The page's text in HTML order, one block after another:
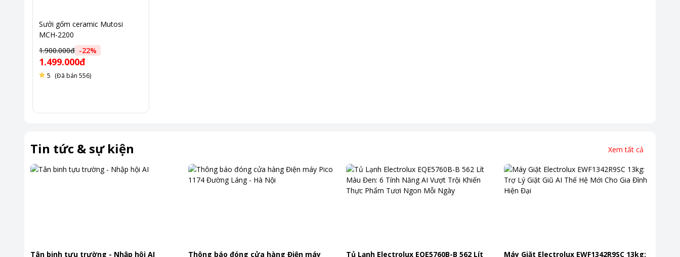
Sưởi gốm ceramic Mutosi
MCH-2200
1.900.000đ -22%
1.499.000đ
5 (Đã bán 556)
Tin tức & sự kiện Xem tất cả
Tân binh tựu trường - Nhập hội AI
Thông báo đóng cửa hàng Điện máy
Tủ Lạnh Electrolux EQE5760B-B 562 Lít
Máy Giặt Electrolux EWF1342R9SC 13kg: